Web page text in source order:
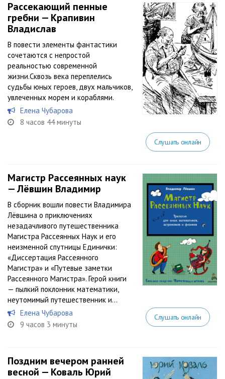
Рассекающий пенные
гребни — Крапивин
Владислав
В повести элементы фантастики
сочетаются с непростой
реальностью современной
жизни.Сквозь века переплелись
судьбы юных героев, двух мальчиков,
увлеченных морем и кораблями.
Елена Чубарова
8 часов 44 минуты
Слушать онлайн
Магистр Рассеянных наук
— Лёвшин Владимир
В сборник вошли повести Владимира
Лёвшина о приключениях
незадачливого путешественника
Магистра Рассеянных Наук и его
неизменной спутницы Единички:
«Диссертация Рассеянного
Магистра» и «Путевые заметки
Рассеянного Магистра». Герой книги
— пылкий поклонник математики,
неутомимый путешественник и...
Елена Чубарова
9 часов 3 минуты
Слушать онлайн
Поздним вечером ранней
весной — Коваль Юрий